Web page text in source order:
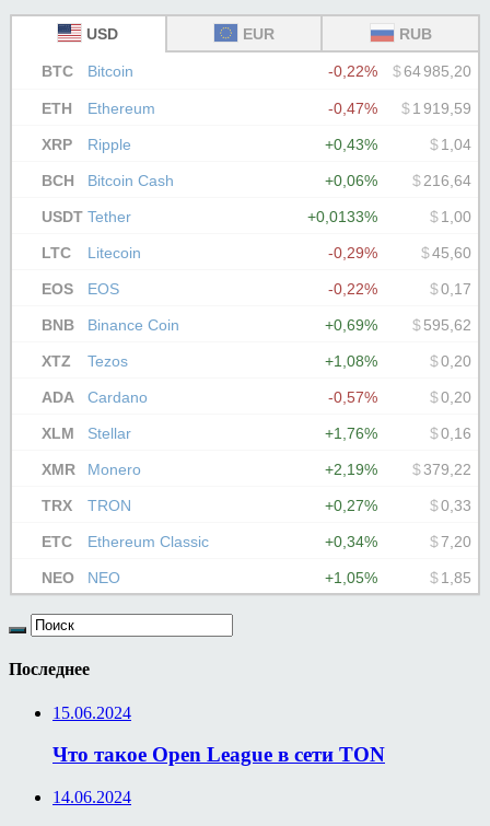
Последнее
15.06.2024
Что такое Open League в сети TON
14.06.2024